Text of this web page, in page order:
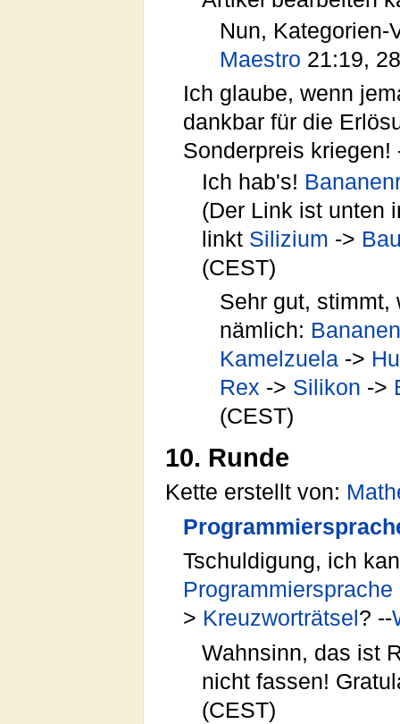
Nun,
Maestro 21:19,
Ich glaube, wenn
dankbar für die
Sonderpreis
Ich hab's!
(Der Link ist unten
linkt Silizium ->
(CEST)
Sehr gut, stimmt,
nämlich:
Kamelzuela ->
Rex -> Silikon ->
(CEST)
10. Runde
Kette erstellt von:
Tschuldigung, ich
Programmiersprache
> Kreuzworträtsel ? --
Wahnsinn, das ist
nicht fassen!
(CEST)